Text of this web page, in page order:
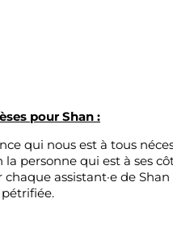
pour Shan :
qui nous est à tous
personne qui est à ses
chaque assistant·e de